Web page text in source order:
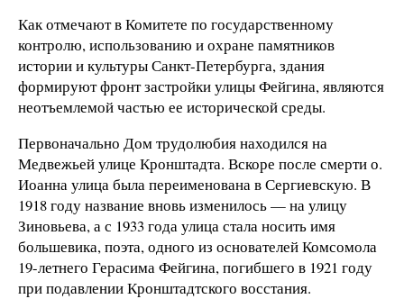
Как отмечают в Комитете по государственному
контролю, использованию и охране памятников
истории и культуры Санкт-Петербурга, здания
формируют фронт застройки улицы Фейгина, являются
неотъемлемой частью ее исторической среды.
Первоначально Дом трудолюбия находился на
Медвежьей улице Кронштадта. Вскоре после смерти о.
Иоанна улица была переименована в Сергиевскую. В
1918 году название вновь изменилось — на улицу
Зиновьева, а с 1933 года улица стала носить имя
большевика, поэта, одного из основателей Комсомола
19-летнего Герасима Фейгина, погибшего в 1921 году
при подавлении Кронштадтского восстания.